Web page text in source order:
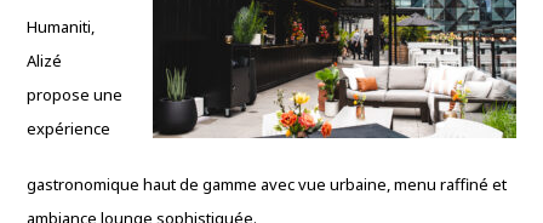
Humaniti,
Alizé
propose une
expérience
gastronomique haut de gamme avec vue urbaine, menu raffiné et
ambiance lounge sophistiquée.